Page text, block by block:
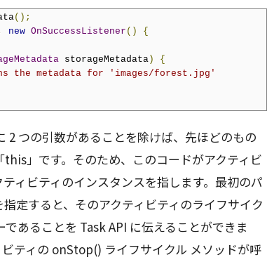
();
new OnSuccessListener ()
{
storageMetadata )
{
the metadata for 'images/forest.jpg'
2 つの引数があることを除けば、先ほどのもの
」です。そのため、このコードがアクティビ
ィビティのインスタンスを指します。最初のパ
定すると、そのアクティビティのライフサイク
あることを Task API に伝えることができま
ティの onStop() ライフサイクル メソッドが呼